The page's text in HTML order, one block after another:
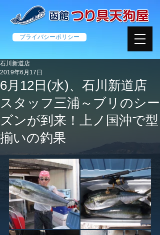
プライバシーポリシー
6月12日(水)、石川新道店
スタッフ三浦～ブリのシー
ズンが到来！上ノ国沖で型
揃いの釣果
石川新道店
2019年6月17日